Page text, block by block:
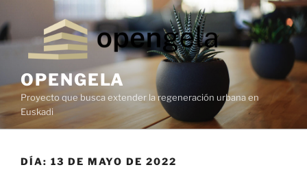
OPENGELA
Proyecto que busca extender la regeneración urbana en
Euskadi
DÍA: 13 DE MAYO DE 2022